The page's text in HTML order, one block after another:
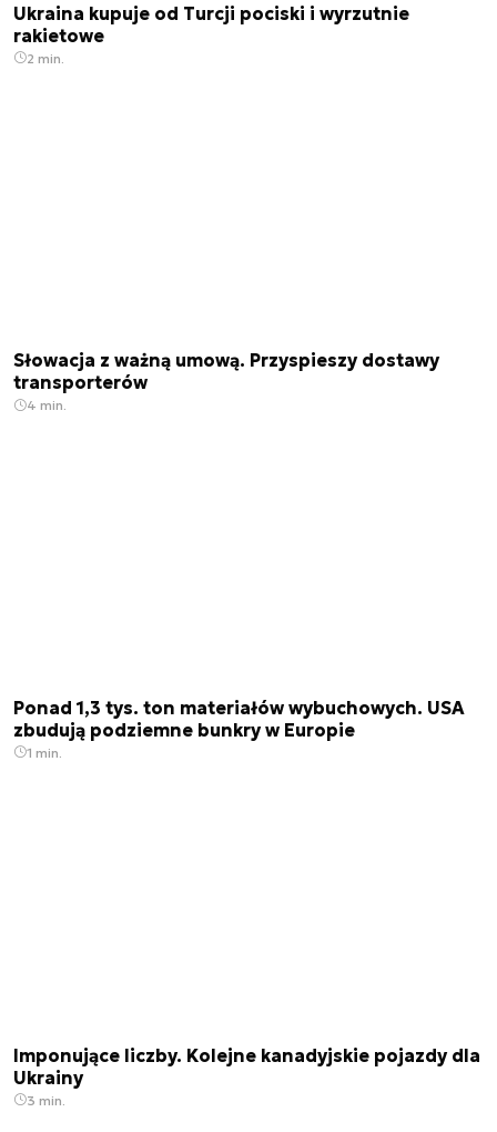
Ukraina kupuje od Turcji pociski i wyrzutnie
rakietowe
2 min.
Słowacja z ważną umową. Przyspieszy dostawy
transporterów
4 min.
Ponad 1,3 tys. ton materiałów wybuchowych. USA
zbudują podziemne bunkry w Europie
1 min.
Imponujące liczby. Kolejne kanadyjskie pojazdy dla
Ukrainy
3 min.